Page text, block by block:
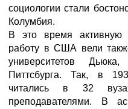
социологии стали
Колумбия.
В это время активную
работу в США вели
университетов
Питтсбурга. Так, в
читались в 32
преподавателями. В